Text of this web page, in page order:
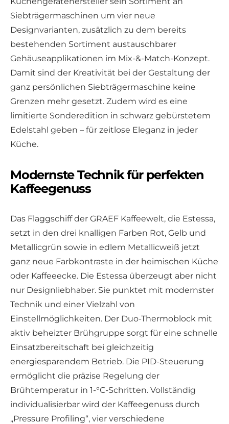
Siebträgermaschinen um vier neue
Designvarianten, zusätzlich zu dem bereits
bestehenden Sortiment austauschbarer
Gehäuseapplikationen im Mix-&-Match-Konzept.
Damit sind der Kreativität bei der Gestaltung der
ganz persönlichen Siebträgermaschine keine
Grenzen mehr gesetzt. Zudem wird es eine
limitierte Sonderedition in schwarz gebürstetem
Edelstahl geben – für zeitlose Eleganz in jeder
Küche.
Modernste Technik für perfekten
Kaffeegenuss
Das Flaggschiff der GRAEF Kaffeewelt, die Estessa,
setzt in den drei knalligen Farben Rot, Gelb und
Metallicgrün sowie in edlem Metallicweiß jetzt
ganz neue Farbkontraste in der heimischen Küche
oder Kaffeeecke. Die Estessa überzeugt aber nicht
nur Designliebhaber. Sie punktet mit modernster
Technik und einer Vielzahl von
Einstellmöglichkeiten. Der Duo-Thermoblock mit
aktiv beheizter Brühgruppe sorgt für eine schnelle
Einsatzbereitschaft bei gleichzeitig
energiesparendem Betrieb. Die PID-Steuerung
ermöglicht die präzise Regelung der
Brühtemperatur in 1-°C-Schritten. Vollständig
individualisierbar wird der Kaffeegenuss durch
„Pressure Profiling“, vier verschiedene